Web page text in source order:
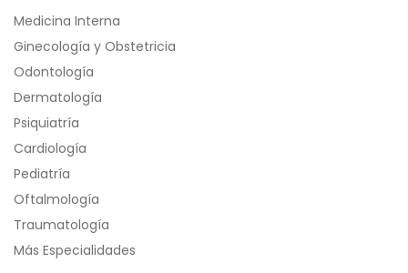
Medicina Interna
Ginecología y Obstetricia
Odontología
Dermatología
Psiquiatría
Cardiología
Pediatría
Oftalmología
Traumatología
Más Especialidades